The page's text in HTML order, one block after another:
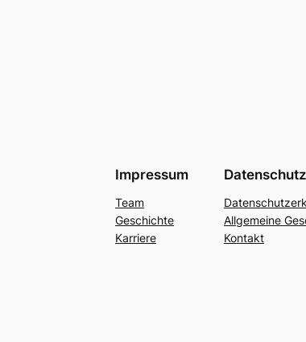
Impressum
Team
Geschichte
Karriere
Datenschutz
Allgemeine
Kontakt